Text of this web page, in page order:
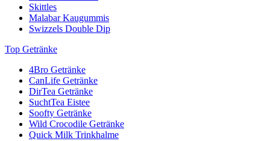
Skittles
Malabar Kaugummis
Swizzels Double Dip
Top Getränke
4Bro Getränke
CanLife Getränke
DirTea Getränke
SuchtTea Eistee
Soofty Getränke
Wild Crocodile Getränke
Quick Milk Trinkhalme